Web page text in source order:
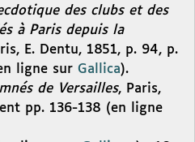
des clubs et des
à Paris depuis la
E. Dentu, 1851, p. 94, p.
ligne sur Gallica).
de Versailles, Paris,
pp. 136-138 (en ligne